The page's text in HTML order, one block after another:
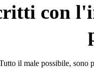
con
il male possibile, sono